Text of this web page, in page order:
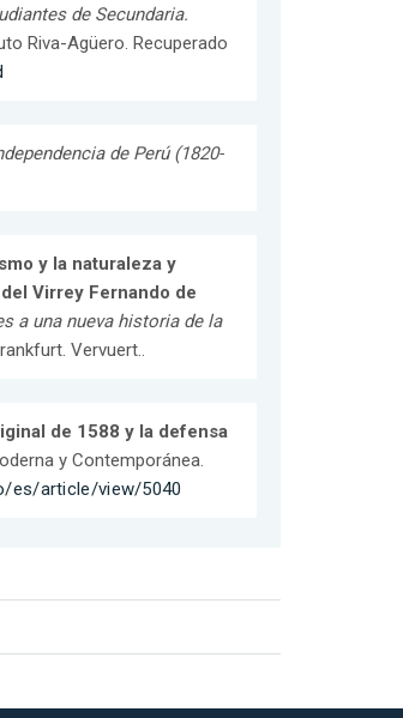
de Secundaria.
Riva-Agüero. Recuperado
de Perú (1820-
y la naturaleza y
Virrey Fernando de
a una nueva historia de la
Vervuert..
de 1588 y la defensa
y Contemporánea.
es/article/view/5040